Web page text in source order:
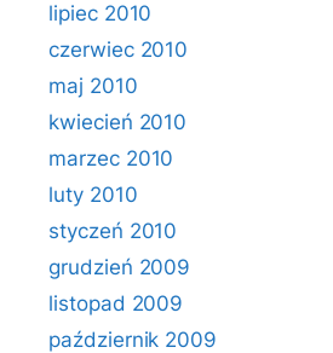
lipiec 2010
czerwiec 2010
maj 2010
kwiecień 2010
marzec 2010
luty 2010
styczeń 2010
grudzień 2009
listopad 2009
październik 2009